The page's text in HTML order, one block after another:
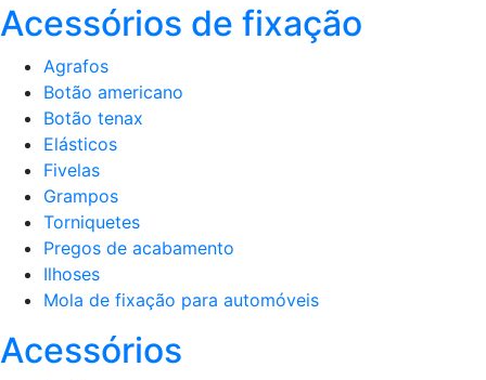
Acessórios de fixação
Agrafos
Botão americano
Botão tenax
Elásticos
Fivelas
Grampos
Torniquetes
Pregos de acabamento
Ilhoses
Mola de fixação para automóveis
Acessórios